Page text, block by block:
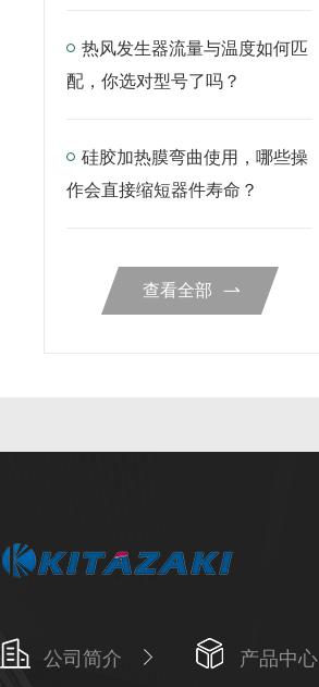
热风发生器流量与温度如何匹
配，你选对型号了吗？
硅胶加热膜弯曲使用，哪些操
作会直接缩短器件寿命？
查看全部
公司简介 产品中心